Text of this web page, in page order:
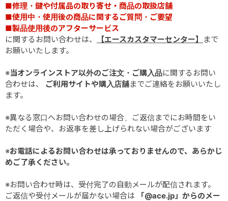
■修理・鍵や付属品の取り寄せ・商品の取扱店舗
■使用中・使用後の商品に関するご質問・ご要望
■製品使用後のアフターサービス
に関するお問い合わせは、
【エースカスタマーセンター】
まで
お願いいたします。
※当オンラインストア以外のご注文・ご購入品に関するお問い
合わせは、
ご利用サイトや購入店舗までご連絡をお願いいたし
ます。
※異なる窓口へお問い合わせの場合、ご返信までにお時間をい
ただく場合や、お返事を差し上げられない場合がございます
※お電話によるお問い合わせは承っておりませんので、あらかじ
めご了承ください。
※お問い合わせ時は、受付完了の自動メールが配信されます。
ご返信や受付メールが届かない場合は
「@ace.jp」からのメー